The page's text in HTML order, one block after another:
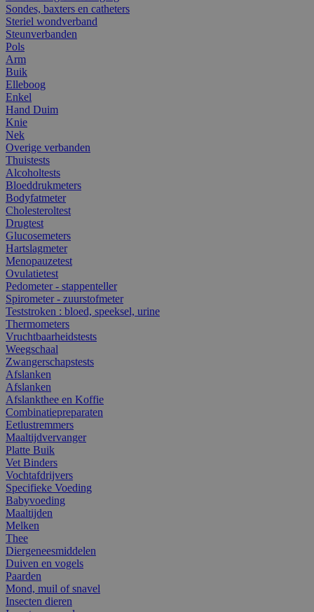
Sondes, baxters en catheters
Steriel wondverband
Steunverbanden
Pols
Arm
Buik
Elleboog
Enkel
Hand Duim
Knie
Nek
Overige verbanden
Thuistests
Alcoholtests
Bloeddrukmeters
Bodyfatmeter
Cholesteroltest
Drugtest
Glucosemeters
Hartslagmeter
Menopauzetest
Ovulatietest
Pedometer - stappenteller
Spirometer - zuurstofmeter
Teststroken : bloed, speeksel, urine
Thermometers
Vruchtbaarheidstests
Weegschaal
Zwangerschapstests
Afslanken
Afslanken
Afslankthee en Koffie
Combinatiepreparaten
Eetlustremmers
Maaltijdvervanger
Platte Buik
Vet Binders
Vochtafdrijvers
Specifieke Voeding
Babyvoeding
Maaltijden
Melken
Thee
Diergeneesmiddelen
Duiven en vogels
Paarden
Mond, muil of snavel
Insecten dieren